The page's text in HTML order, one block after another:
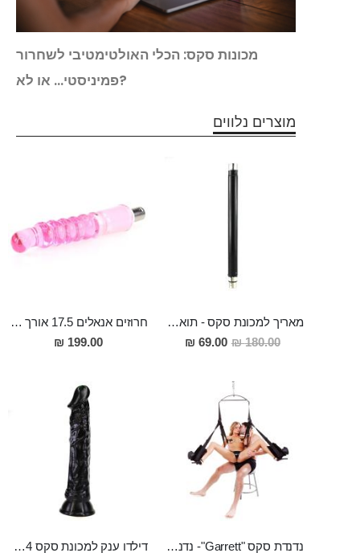
מכונות סקס: הכלי האולטימטיבי לשחרור
פמיניסטי... או לא?
מוצרים נלווים
מאריך למכונת סקס - תואם מכונות סקס
180.00 ₪
מחיר
מבצע
69.00 ₪
חרוזים אנאלים 17.5 אורך ו3 רוחב, המתחברים למכונת סקס
199.00 ₪
נדנדת סקס "Garrett"- נדנדה לאוהבים
דילדו ענק למכונת סקס 24 סמ אורך 4.5 סמ רוחב Knud